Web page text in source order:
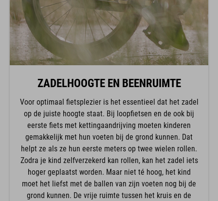
ZADELHOOGTE EN BEENRUIMTE
Voor optimaal fietsplezier is het essentieel dat het zadel
op de juiste hoogte staat. Bij loopfietsen en de ook bij
eerste fiets met kettingaandrijving moeten kinderen
gemakkelijk met hun voeten bij de grond kunnen. Dat
helpt ze als ze hun eerste meters op twee wielen rollen.
Zodra je kind zelfverzekerd kan rollen, kan het zadel iets
hoger geplaatst worden. Maar niet té hoog, het kind
moet het liefst met de ballen van zijn voeten nog bij de
grond kunnen. De vrije ruimte tussen het kruis en de